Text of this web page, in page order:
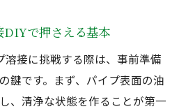
姿勢と速度の工夫
定させるステンレス配管溶接
のトーチ距離調整の極意
DIYで押さえる基本
溶接に挑戦する際は、事前準備
鍵です。まず、パイプ表面の油
、清浄な状態を作ることが第一